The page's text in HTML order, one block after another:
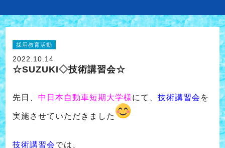
採用教育活動
2022.10.14
☆SUZUKI◇技術講習会☆
先日、中日本自動車短期大学様にて、技術講習会 を
実施させていただきました
技術講習会では、